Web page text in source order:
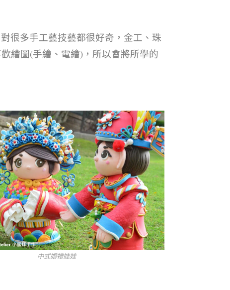
很多手工藝技藝都很好奇，金工、珠
繪圖(手繪、電繪)，所以會將所學的
禮娃娃